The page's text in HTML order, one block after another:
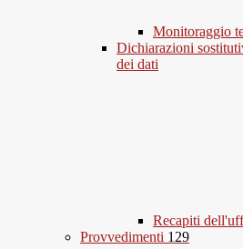
Monitoraggio
Dichiarazioni
dei dati
Recapiti
Provvedimenti 129